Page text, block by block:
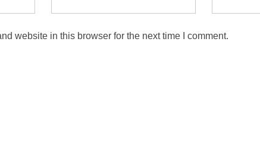
website in this browser for the next time I comment.